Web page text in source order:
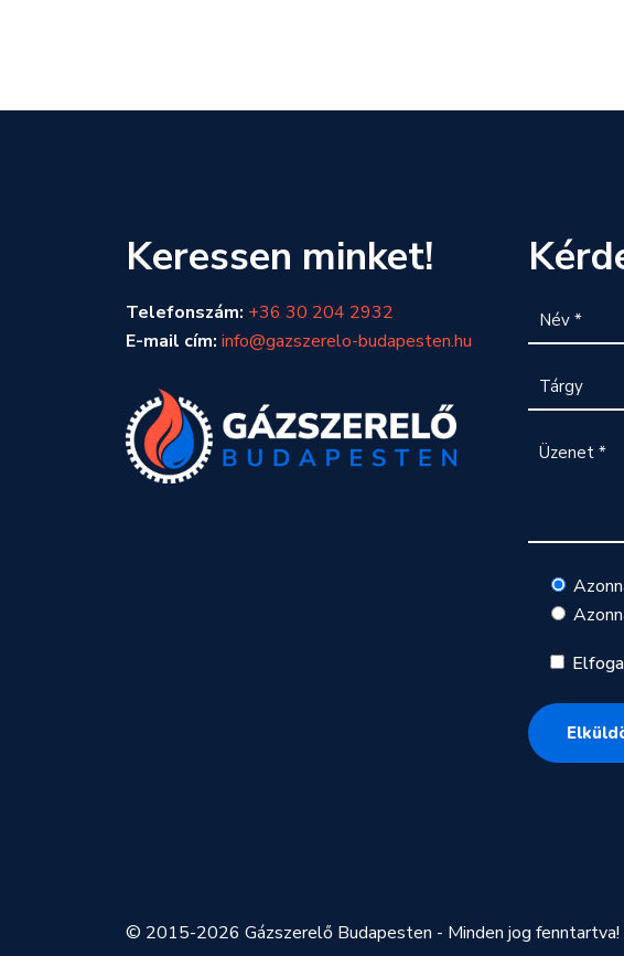
Keressen minket!
Telefonszám: +36 30 204 2932
E-mail cím: info@gazszerelo-budapesten.hu
© 2015-2026 Gázszerelő Budapesten - Minden jog fenntartva!